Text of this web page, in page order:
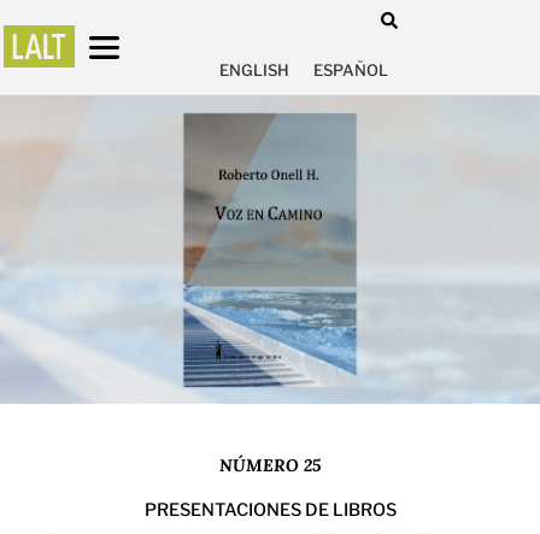
ENGLISH ESPAÑOL
NÚMERO 25
PRESENTACIONES DE LIBROS